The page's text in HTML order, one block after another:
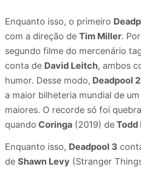
Enquanto isso, o primeiro
com a direção de Tim Miller.
segundo filme do mercenário
conta de David Leitch, ambos
humor. Desse modo, Deadpool 2
a maior bilheteria mundial de
maiores. O recorde só foi
quando Coringa (2019) deTodd
Enquanto isso, Deadpool 3
de Shawn Levy (Stranger